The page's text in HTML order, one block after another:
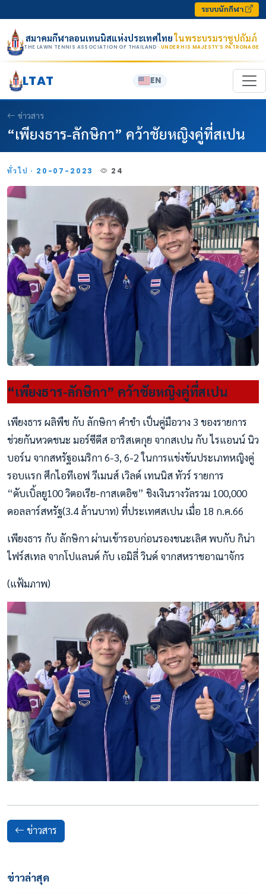
ระบบนักกีฬา
สมาคมกีฬาลอนเทนนิสแห่งประเทศไทยในพระบรมราชูปถัมภ์
THE LAWN TENNIS ASSOCIATION OF THAILAND · UNDER HIS MAJESTY’S PATRONAGE
LTAT EN
ข่าวสาร
“เพียงธาร-ลักษิกา” คว้าชัยหญิงคู่ที่สเปน
ทั่วไป · 20-07-2023 24
“เพียงธาร-ลักษิกา” คว้าชัยหญิงคู่ที่สเปน
เพียงธาร ผลิพืช กับ ลักษิกา คำขำ เป็นคู่มือวาง 3 ของรายการ
ช่วยกันหวดชนะ มอร์ซีดีส อาริสเตกุย จากสเปน กับ ไรแอนน์ นิว
บอร์น จากสหรัฐอเมริกา 6-3, 6-2 ในการแข่งขันประเภทหญิงคู่
รอบแรก ศึกไอทีเอฟ วีเมนส์ เวิลด์ เทนนิส ทัวร์ รายการ
“ดับเบิ้ลยู100 วิตอเรีย-กาสเตอิซ” ชิงเงินรางวัลรวม 100,000
ดอลลาร์สหรัฐ(3.4 ล้านบาท) ที่ประเทศสเปน เมื่อ 18 ก.ค.66
เพียงธาร กับ ลักษิกา ผ่านเข้ารอบก่อนรองชนะเลิศ พบกับ กิน่า
ไฟร์สเทล จากโปแลนด์ กับ เอมิลี่ วินด์ จากสหราชอาณาจักร
(แฟ้มภาพ)
ข่าวสาร
ข่าวล่าสุด